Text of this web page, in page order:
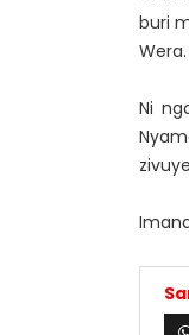
buri
Wera.
Ni